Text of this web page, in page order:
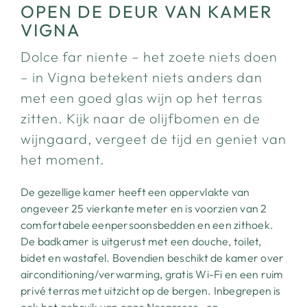
OPEN DE DEUR VAN KAMER
VIGNA
Dolce far niente – het zoete niets doen
– in Vigna betekent niets anders dan
met een goed glas wijn op het terras
zitten. Kijk naar de olijfbomen en de
wijngaard, vergeet de tijd en geniet van
het moment.
De gezellige kamer heeft een oppervlakte van
ongeveer 25 vierkante meter en is voorzien van 2
comfortabele eenpersoonsbedden en een zithoek.
De badkamer is uitgerust met een douche, toilet,
bidet en wastafel. Bovendien beschikt de kamer over
airconditioning/verwarming, gratis Wi-Fi en een ruim
privé terras met uitzicht op de bergen. Inbegrepen is